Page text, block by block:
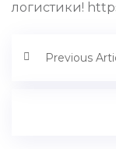
логистики!
Previous